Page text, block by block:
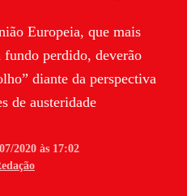
Europeia, que mais
perdido, deverão
diante da perspectiva
de austeridade
2020 às 17:02